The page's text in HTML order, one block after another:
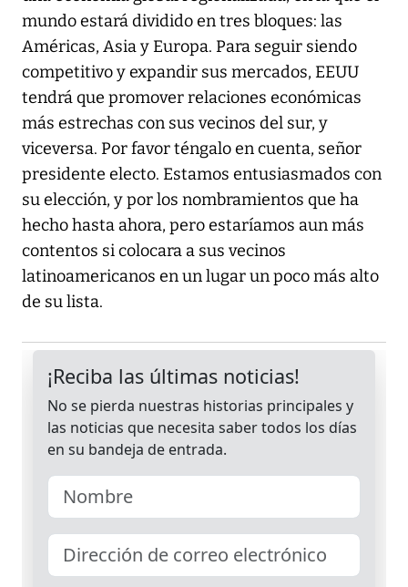
mundo estará dividido en tres bloques: las
Américas, Asia y Europa. Para seguir siendo
competitivo y expandir sus mercados, EEUU
tendrá que promover relaciones económicas
más estrechas con sus vecinos del sur, y
viceversa. Por favor téngalo en cuenta, señor
presidente electo. Estamos entusiasmados con
su elección, y por los nombramientos que ha
hecho hasta ahora, pero estaríamos aun más
contentos si colocara a sus vecinos
latinoamericanos en un lugar un poco más alto
de su lista.